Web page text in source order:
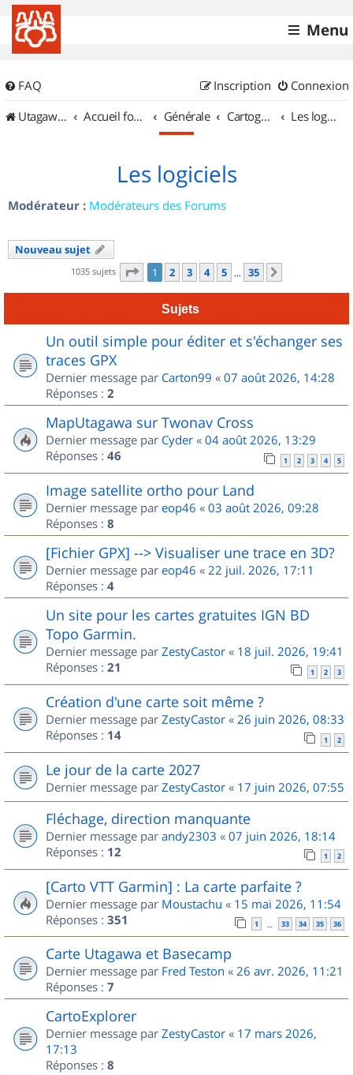
Menu
FAQ Connexion
Inscription
UtagawaVTT (Randos VTT et VTTAE avec traces GPS)
Accueil forum Générale Cartographie et GPS Les logiciels
Les logiciels
Modérateur : Modérateurs des Forums
Nouveau sujet
1035 sujets Page 1sur
1 2 3 4 5 … 35
Sujets
Un outil simple pour éditer et s'échanger ses
traces GPX
Dernier message par Carton99 « 07 août 2026, 14:28
Réponses : 2
MapUtagawa sur Twonav Cross
Dernier message par Cyder « 04 août 2026, 13:29
Réponses : 46 1 2 3 4 5
Image satellite ortho pour Land
Dernier message par eop46 « 03 août 2026, 09:28
Réponses : 8
[Fichier GPX] --> Visualiser une trace en 3D?
Dernier message par eop46 « 22 juil. 2026, 17:11
Réponses : 4
Un site pour les cartes gratuites IGN BD
Topo Garmin.
Dernier message par ZestyCastor « 18 juil. 2026, 19:41
Réponses : 21 1 2 3
Création d'une carte soit même ?
Dernier message par ZestyCastor « 26 juin 2026, 08:33
Réponses : 14 1 2
Le jour de la carte 2027
Dernier message par ZestyCastor « 17 juin 2026, 07:55
Fléchage, direction manquante
Dernier message par andy2303 « 07 juin 2026, 18:14
Réponses : 12 1 2
[Carto VTT Garmin] : La carte parfaite ?
Dernier message par Moustachu « 15 mai 2026, 11:54
Réponses : 351 1 … 33 34 35 36
Carte Utagawa et Basecamp
Dernier message par Fred Teston « 26 avr. 2026, 11:21
Réponses : 7
CartoExplorer
Dernier message par ZestyCastor « 17 mars 2026,
17:13
Réponses : 8